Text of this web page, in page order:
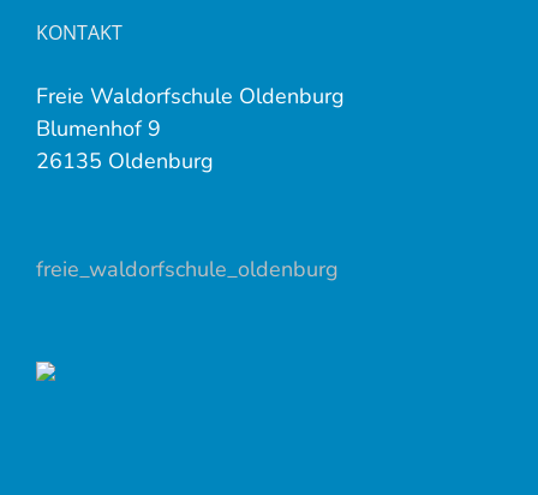
KONTAKT
Freie Waldorfschule Oldenburg
Blumenhof 9
26135 Oldenburg
freie_waldorfschule_oldenburg